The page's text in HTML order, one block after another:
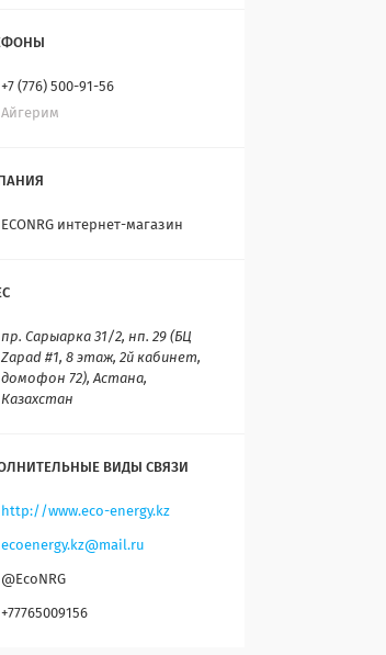
+7 (776) 500-91-56
Айгерим
ECONRG интернет-магазин
пр. Сарыарка 31/2, нп. 29 (БЦ
Zapad #1, 8 этаж, 2й кабинет,
домофон 72), Астана,
Казахстан
http://www.eco-energy.kz
ecoenergy.kz@mail.ru
@EcoNRG
+77765009156